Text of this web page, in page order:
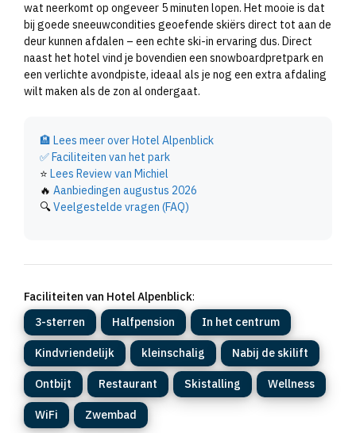
wat neerkomt op ongeveer 5 minuten lopen. Het mooie is dat
bij goede sneeuwcondities geoefende skiërs direct tot aan de
deur kunnen afdalen – een echte ski-in ervaring dus. Direct
naast het hotel vind je bovendien een snowboardpretpark en
een verlichte avondpiste, ideaal als je nog een extra afdaling
wilt maken als de zon al ondergaat.
🏨 Lees meer over Hotel Alpenblick
✅ Faciliteiten van het park
⭐ Lees Review van Michiel
🔥 Aanbiedingen augustus 2026
🔍Veelgestelde vragen (FAQ)
Faciliteiten van Hotel Alpenblick:
3-sterren
Halfpension In het centrum
Kindvriendelijk kleinschalig Nabij de skilift
Ontbijt Restaurant Skistalling Wellness
WiFi
Zwembad